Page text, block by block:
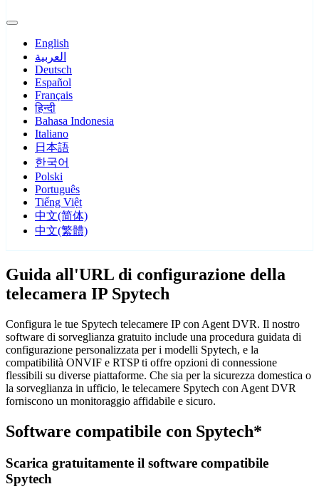
English
العربية
Deutsch
Español
Français
हिन्दी
Bahasa Indonesia
Italiano
日本語
한국어
Polski
Português
Tiếng Việt
中文(简体)
中文(繁體)
Guida all'URL di configurazione della
telecamera IP Spytech
Configura le tue Spytech telecamere IP con Agent DVR. Il nostro
software di sorveglianza gratuito include una procedura guidata di
configurazione personalizzata per i modelli Spytech, e la
compatibilità ONVIF e RTSP ti offre opzioni di connessione
flessibili su diverse piattaforme. Che sia per la sicurezza domestica o
la sorveglianza in ufficio, le telecamere Spytech con Agent DVR
forniscono un monitoraggio affidabile e sicuro.
Software compatibile con Spytech*
Scarica gratuitamente il software compatibile
Spytech